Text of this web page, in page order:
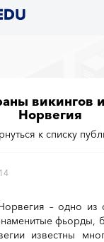
викингов
Норвегия
к списку
– одно из
фьорды,
известны